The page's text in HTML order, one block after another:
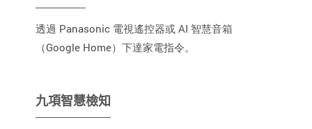
透過 Panasonic 電視遙控器或 AI 智慧音箱
（Google Home）下達家電指令。
九項智慧檢知